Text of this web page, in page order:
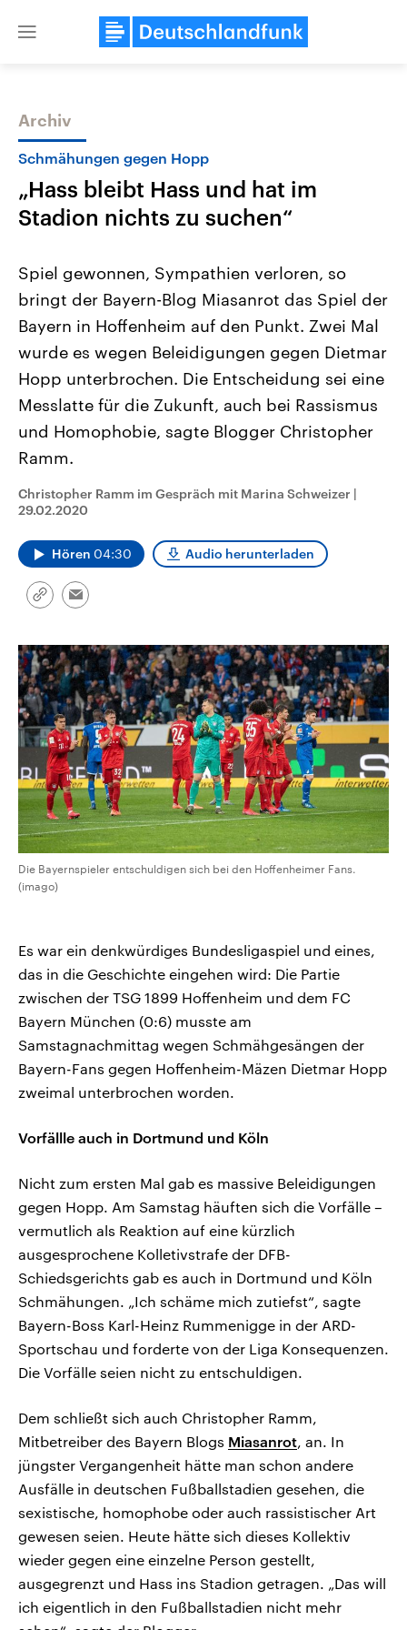
Close
Themen
Landtagswahl Sachsen-Anhalt
2026
Alle Informationen
Sachsen-Anhalt wählt am 6.
September 2026 einen neuen
Landtag. Seit 2021 wird das
Bundesland von einer Koalition aus
Umfragen, Prognosen,
und Hintergründe zu den Parteien
Wahl.
USA
Aktuelle Beiträge,
Hintergründe
Wirtschaftlich und
gehören die Vereinigten
den mächtigsten Ländern
mit großem Einfluss auf
Sendungen
Audio-Archiv
Archiv
Schmähungen gegen Hopp
„Hass bleibt Hass und hat im
Stadion nichts zu suchen“
Spiel gewonnen, Sympathien verloren, so
bringt der Bayern-Blog Miasanrot das Spiel der
Bayern in Hoffenheim auf den Punkt. Zwei Mal
wurde es wegen Beleidigungen gegen Dietmar
Hopp unterbrochen. Die Entscheidung sei eine
Messlatte für die Zukunft, auch bei Rassismus
und Homophobie, sagte Blogger Christopher
Ramm.
Christopher Ramm im Gespräch mit Marina Schweizer |
29.02.2020
Hören 04:30 Audio herunterladen
Link
Email
Die Bayernspieler entschuldigen sich bei den Hoffenheimer Fans.
(imago)
Es war ein denkwürdiges Bundesligaspiel und eines,
das in die Geschichte eingehen wird: Die Partie
zwischen der TSG 1899 Hoffenheim und dem FC
Bayern München (0:6) musste am
Samstagnachmittag wegen Schmähgesängen der
Bayern-Fans gegen Hoffenheim-Mäzen Dietmar Hopp
zweimal unterbrochen worden.
Vorfällle auch in Dortmund und Köln
Nicht zum ersten Mal gab es massive Beleidigungen
gegen Hopp. Am Samstag häuften sich die Vorfälle –
vermutlich als Reaktion auf eine kürzlich
ausgesprochene Kolletivstrafe der DFB-
Schiedsgerichts gab es auch in Dortmund und Köln
Schmähungen. „Ich schäme mich zutiefst“, sagte
Bayern-Boss Karl-Heinz Rummenigge in der ARD-
Sportschau und forderte von der Liga Konsequenzen.
Die Vorfälle seien nicht zu entschuldigen.
Dem schließt sich auch Christopher Ramm,
Mitbetreiber des Bayern Blogs Miasanrot, an. In
jüngster Vergangenheit hätte man schon andere
Ausfälle in deutschen Fußballstadien gesehen, die
sexistische, homophobe oder auch rassistischer Art
gewesen seien. Heute hätte sich dieses Kollektiv
wieder gegen eine einzelne Person gestellt,
ausgegrenzt und Hass ins Stadion getragen. „Das will
ich eigentlich in den Fußballstadien nicht mehr